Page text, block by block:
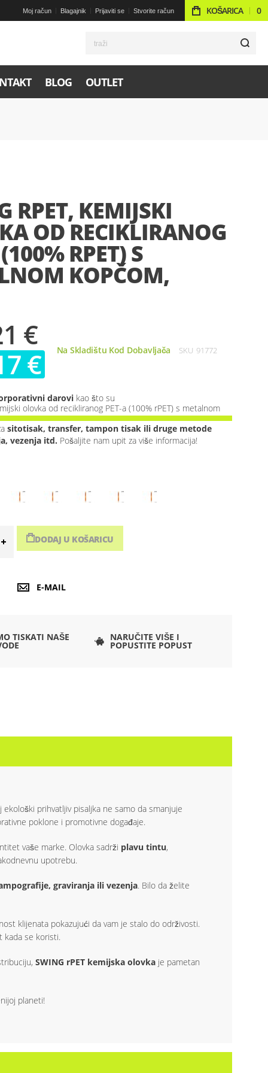
Moj račun Blagajnik Prijaviti se Stvorite račun KOŠARICA 0
BLOG OUTLET
RPET, KEMIJSKI
OD RECIKLIRANOG
RPET) S
KOPČOM,
€
€
Na Skladištu Kod Dobavljača SKU 91772
darovi kao što su
olovka od recikliranog PET-a (100% rPET) s metalnom
sitotisak, transfer, tampon tisak ili druge metode
vezenja itd. Pošaljite nam upit za više informacija!
DODAJ U KOŠARICU
E-MAIL
TISKATI NAŠE NARUČITE VIŠE I
POPUSTITE POPUST
ekološki prihvatljiv pisaljka ne samo da smanjuje
poklone i promotivne događaje.
vaše marke. Olovka sadrži plavu tintu,
upotrebu.
graviranja ili vezenja. Bilo da želite
klijenata pokazujući da vam je stalo do održivosti.
kada se koristi.
SWING rPET kemijska olovka je pametan
planeti!